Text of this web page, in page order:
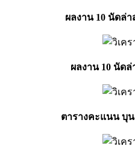
ผลงาน 10 นัดล่
ผลงาน 10 นัด
ตารางคะแนน บุน